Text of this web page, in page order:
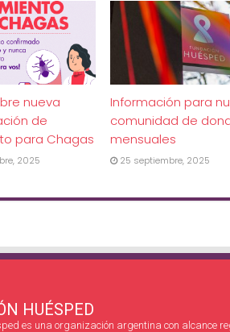
nueva
de
para Chagas
2025
Información para
comunidad de
mensuales
25 septiembre, 2025
HUÉSPED
es una organización argentina con alcance